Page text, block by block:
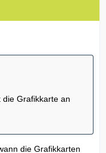
die Grafikkarte an
die Grafikkarten